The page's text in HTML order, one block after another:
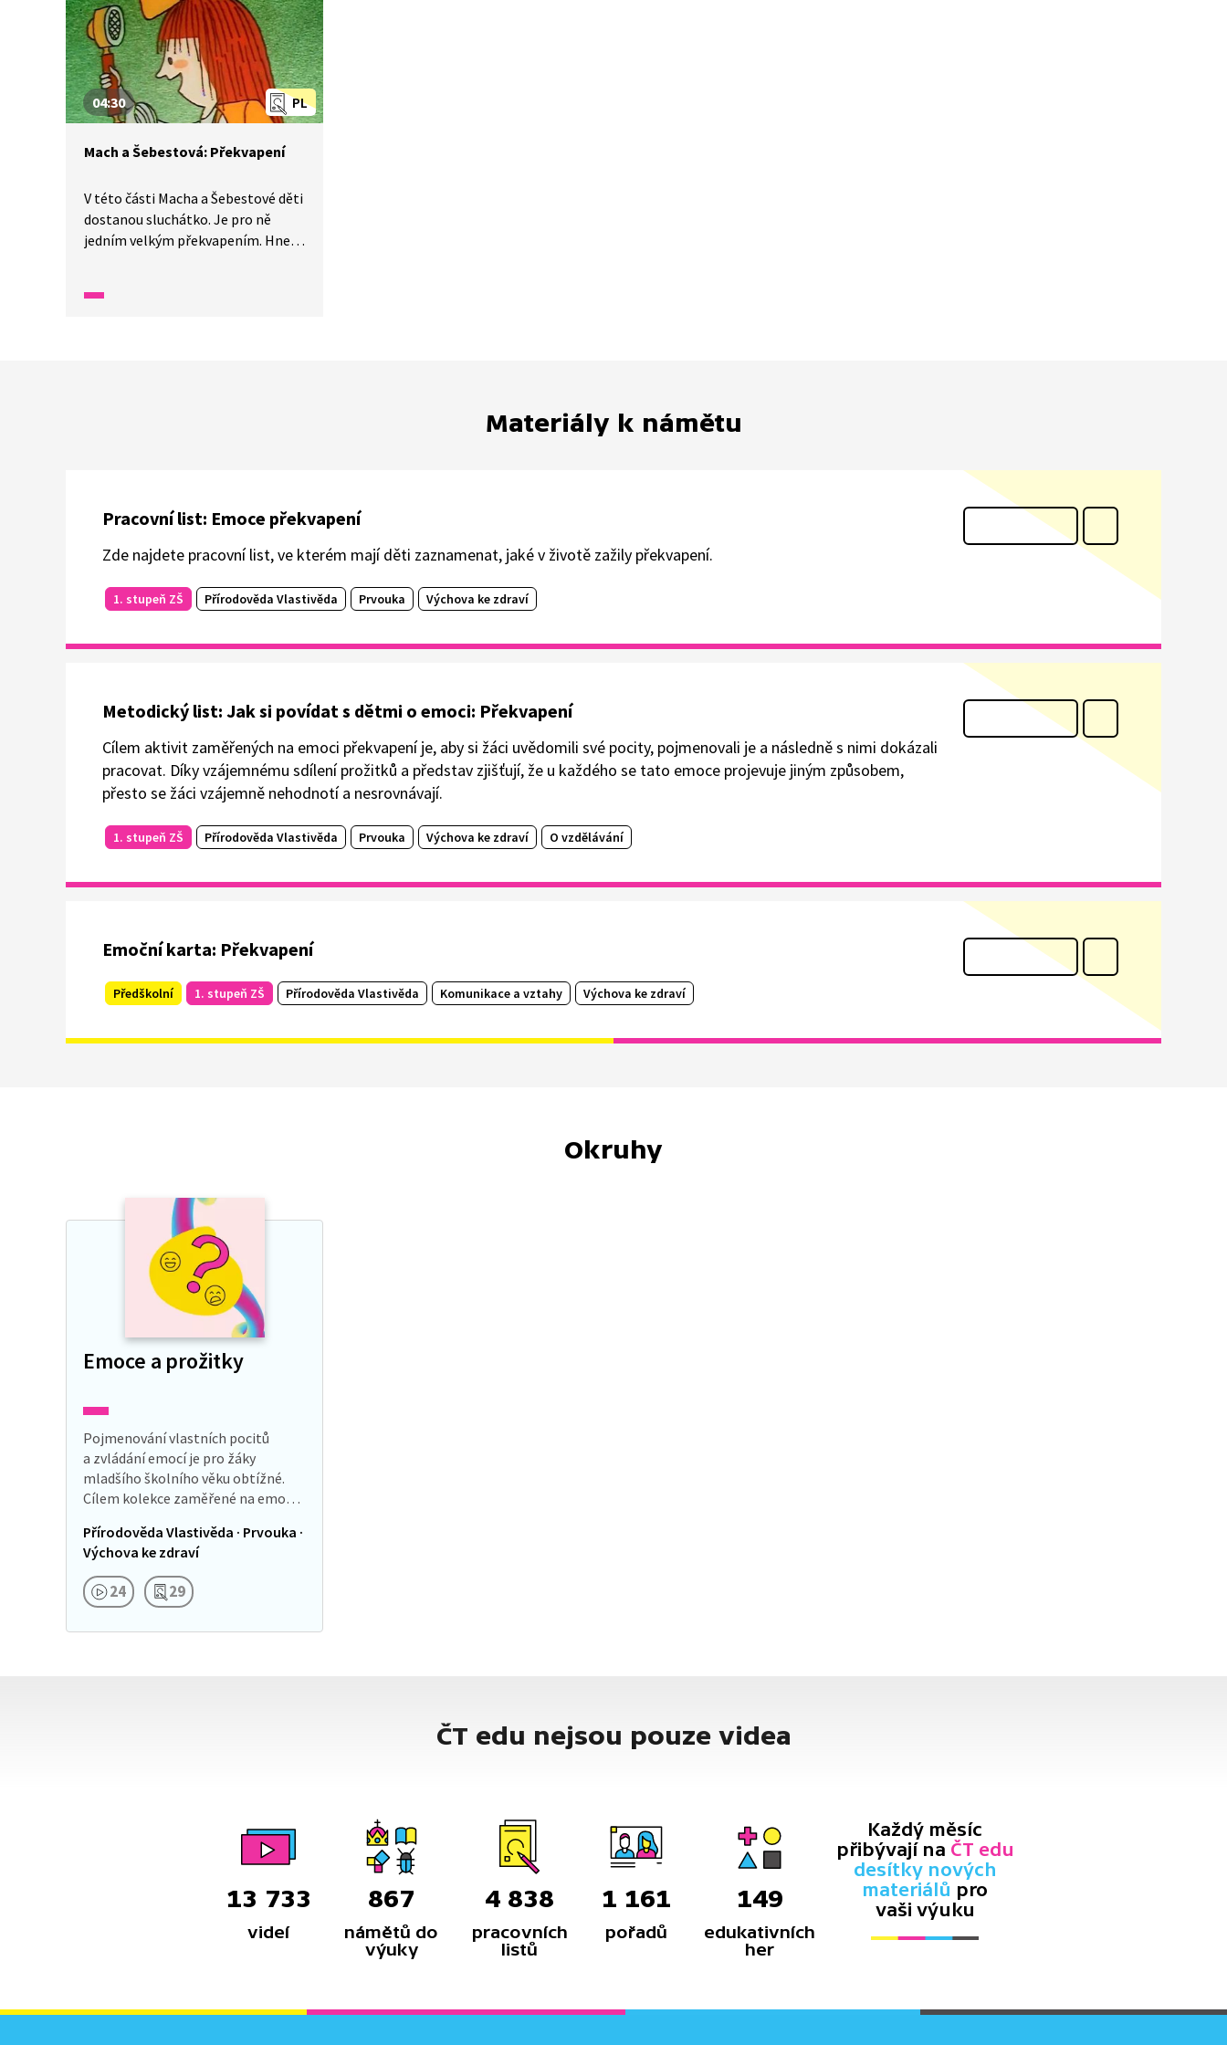
PL
04:30
Mach a Šebestová: Překvapení
V této části Macha a Šebestové děti
dostanou sluchátko. Je pro ně
jedním velkým překvapením. Hned
o zajících, že překvapí i paní
Materiály k námětu
Pracovní list: Emoce překvapení
Zde najdete pracovní list, ve kterém mají děti zaznamenat, jaké v životě zažily překvapení.
1. stupeň ZŠ Přírodověda Vlastivěda Prvouka Výchova ke zdraví
Metodický list: Jak si povídat s dětmi o emoci: Překvapení
Cílem aktivit zaměřených na emoci překvapení je, aby si žáci uvědomili své pocity, pojmenovali je a následně s nimi dokázali
pracovat. Díky vzájemnému sdílení prožitků a představ zjišťují, že u každého se tato emoce projevuje jiným způsobem,
přesto se žáci vzájemně nehodnotí a nesrovnávají.
1. stupeň ZŠ Přírodověda Vlastivěda Prvouka Výchova ke zdraví O vzdělávání
Emoční karta: Překvapení
Předškolní 1. stupeň ZŠ Přírodověda Vlastivěda Komunikace a vztahy Výchova ke zdraví
Okruhy
Emoce a prožitky
Pojmenování vlastních pocitů
a zvládání emocí je pro žáky
mladšího školního věku obtížné.
Cílem kolekce zaměřené na emoce
své pocity, pojmenovat je
a následně s…
Přírodověda Vlastivěda · Prvouka ·
Výchova ke zdraví
24 29
ČT edu nejsou pouze videa
13 733
videí
867
námětů do
výuky
4 838
pracovních
listů
1 161
pořadů
149
edukativních
her
Každý měsíc
přibývají na ČT edu
desítky nových
materiálů pro
vaši výuku